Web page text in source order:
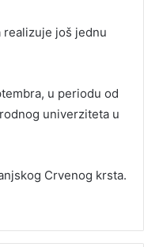
realizuje još jednu
u periodu od
univerziteta u
Crvenog krsta.